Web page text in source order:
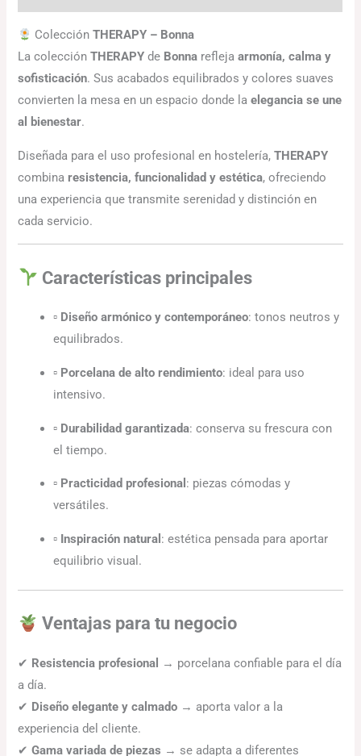
ColecciónTHERAPY – Bonna
La colecciónTHERAPY de Bonna reflejaarmonía, calma y
sofisticación. Sus acabados equilibrados y colores suaves
convierten la mesa en un espacio donde laelegancia se une
al bienestar.
Diseñada para el uso profesional en hostelería,THERAPY
combinaresistencia, funcionalidad y estética, ofreciendo
una experiencia que transmite serenidad y distinción en
cada servicio.
Características principales
▫ Diseño armónico y contemporáneo: tonos neutros y
equilibrados.
▫ Porcelana de alto rendimiento: ideal para uso
intensivo.
▫ Durabilidad garantizada: conserva su frescura con
el tiempo.
▫ Practicidad profesional : piezas cómodas y
versátiles.
▫ Inspiración natural : estética pensada para aportar
equilibrio visual.
Ventajas para tu negocio
✔ Resistencia profesional
→ porcelana confiable para el día
a día.
✔ Diseño elegante y calmado → aporta valor a la
experiencia del cliente.
✔Gama variada de piezas → se adapta a diferentes